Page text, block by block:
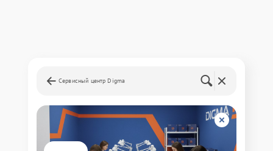
Сервисный центр Digma